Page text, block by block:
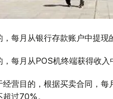
每月从银行存款账户中提现
每月从POS机终端获得收入
营目的，根据买卖合同，
过70%。